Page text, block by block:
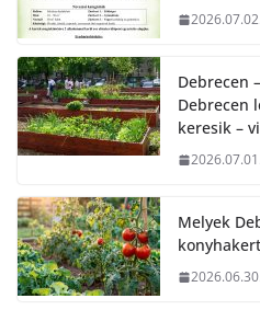
2026.07.02.
Debrecen
Debrecen
keresik –
2026.07.01.
Melyek
2026.06.30.